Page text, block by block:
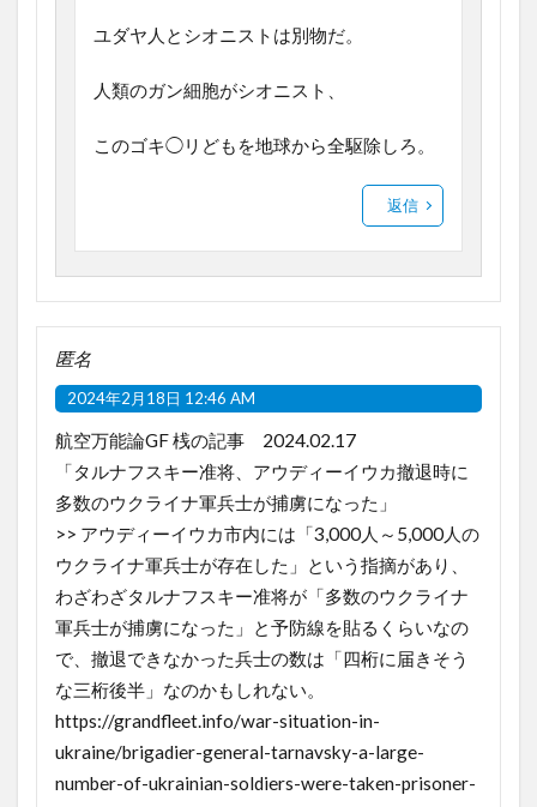
ユダヤ人とシオニストは別物だ。
人類のガン細胞がシオニスト、
このゴキ◯リどもを地球から全駆除しろ。
返信
匿名
2024年2月18日 12:46 AM
航空万能論GF 桟の記事 2024.02.17
「タルナフスキー准将、アウディーイウカ撤退時に
多数のウクライナ軍兵士が捕虜になった」
>> アウディーイウカ市内には「3,000人～5,000人の
ウクライナ軍兵士が存在した」という指摘があり、
わざわざタルナフスキー准将が「多数のウクライナ
軍兵士が捕虜になった」と予防線を貼るくらいなの
で、撤退できなかった兵士の数は「四桁に届きそう
な三桁後半」なのかもしれない。
https://grandfleet.info/war-situation-in-
ukraine/brigadier-general-tarnavsky-a-large-
number-of-ukrainian-soldiers-were-taken-prisoner-